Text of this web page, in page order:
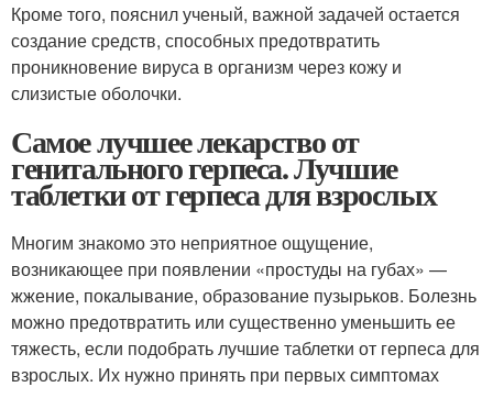
Кроме того, пояснил ученый, важной задачей остается
создание средств, способных предотвратить
проникновение вируса в организм через кожу и
слизистые оболочки.
Самое лучшее лекарство от
генитального герпеса. Лучшие
таблетки от герпеса для взрослых
Многим знакомо это неприятное ощущение,
возникающее при появлении «простуды на губах» —
жжение, покалывание, образование пузырьков. Болезнь
можно предотвратить или существенно уменьшить ее
тяжесть, если подобрать лучшие таблетки от герпеса для
взрослых. Их нужно принять при первых симптомах